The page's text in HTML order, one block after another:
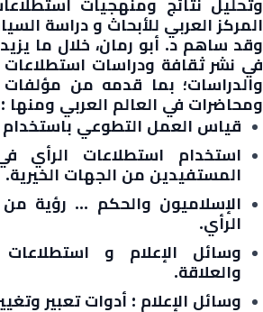
وتحليل نتائج ومنهجيات
المركز العربي للأبحاث و دراسة
وقد ساهم د. أبو رمان، خلال ما
في نشر ثقافة ودراسات استطلاعات
والدراسات؛ بما قدمه من
ومحاضرات في العالم العربي ومنها :
قياس العمل التطوعي باستخدام
استخدام استطلاعات الرأي
المستفيدين من الجهات الخيرية.
الإسلاميون والحكم … رؤية
الرأي.
وسائل الإعلام و
والعلاقة.
وسائل الإعلام : أدوات تعبير